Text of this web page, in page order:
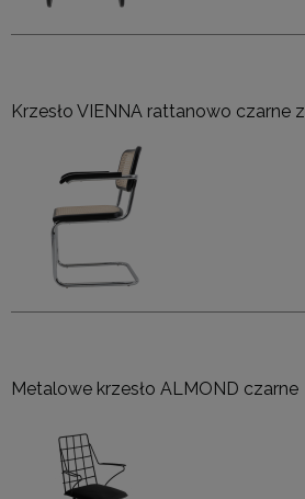
Krzesło VIENNA rattanowo czarne
Metalowe krzesło ALMOND czarne